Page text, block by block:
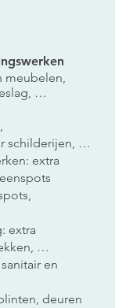
meubelen,
…
schilderijen, …
extra
extra
…
en
deuren